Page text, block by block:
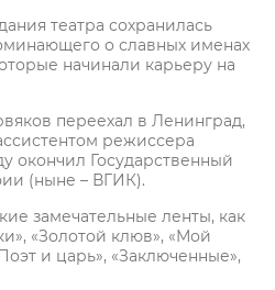
театра сохранилась
о славных именах
начинали карьеру на
переехал в Ленинград,
режиссера
окончил Государственный
(ныне – ВГИК).
замечательные ленты, как
«Золотой клюв», «Мой
и царь», «Заключенные»,